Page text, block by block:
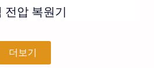
전압 복원기
더보기